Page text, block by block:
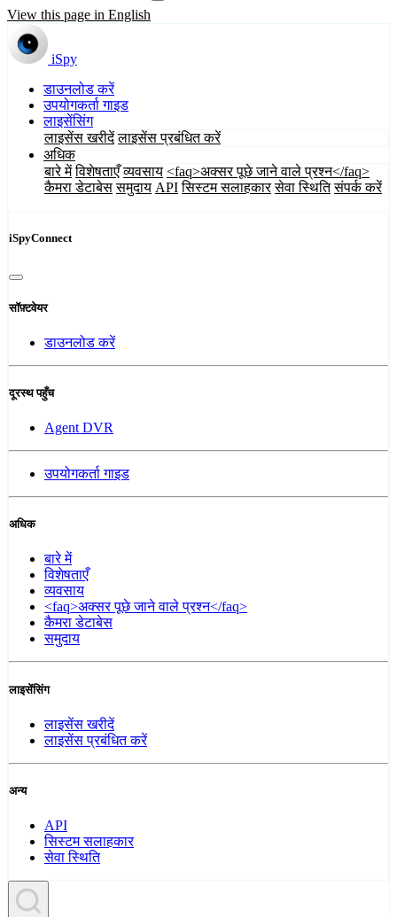
View this page in English
iSpy
डाउनलोड करें
उपयोगकर्ता गाइड
लाइसेंसिंग
लाइसेंस खरीदें लाइसेंस प्रबंधित करें
अधिक
बारे में विशेषताएँ व्यवसाय <faq>अक्सर पूछे जाने वाले प्रश्न</faq>
कैमरा डेटाबेस समुदाय API सिस्टम सलाहकार सेवा स्थिति संपर्क करें
iSpyConnect
सॉफ़्टवेयर
डाउनलोड करें
दूरस्थ पहुँच
Agent DVR
उपयोगकर्ता गाइड
अधिक
बारे में
विशेषताएँ
व्यवसाय
<faq>अक्सर पूछे जाने वाले प्रश्न</faq>
कैमरा डेटाबेस
समुदाय
लाइसेंसिंग
लाइसेंस खरीदें
लाइसेंस प्रबंधित करें
अन्य
API
सिस्टम सलाहकार
सेवा स्थिति